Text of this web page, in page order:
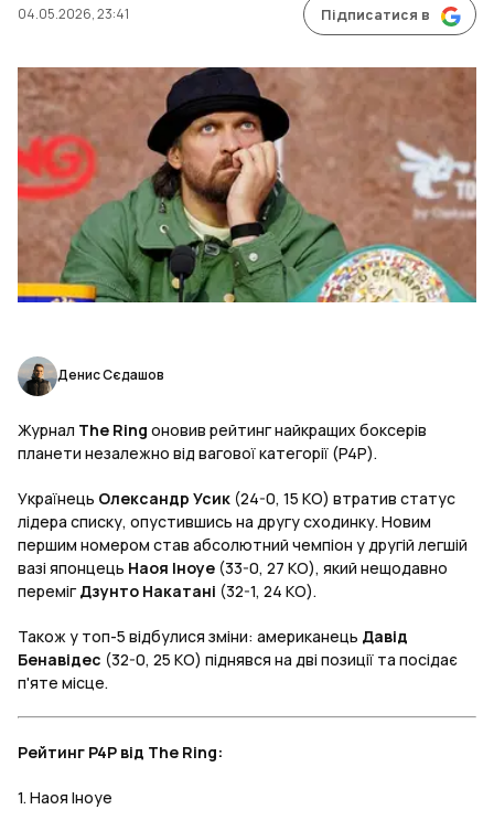
04.05.2026, 23:41 Підписатися в
Денис Сєдашов
Журнал The Ring оновив рейтинг найкращих боксерів
планети незалежно від вагової категорії (P4P).
Українець Олександр Усик (24-0, 15 КО) втратив статус
лідера списку, опустившись на другу сходинку. Новим
першим номером став абсолютний чемпіон у другій легшій
вазі японцець Наоя Іноуе (33-0, 27 КО), який нещодавно
переміг Дзунто Накатані (32-1, 24 КО).
Також у топ-5 відбулися зміни: американець Давід
Бенавідес (32-0, 25 КО) піднявся на дві позиції та посідає
п'яте місце.
Рейтинг P4P від The Ring:
1. Наоя Іноуе